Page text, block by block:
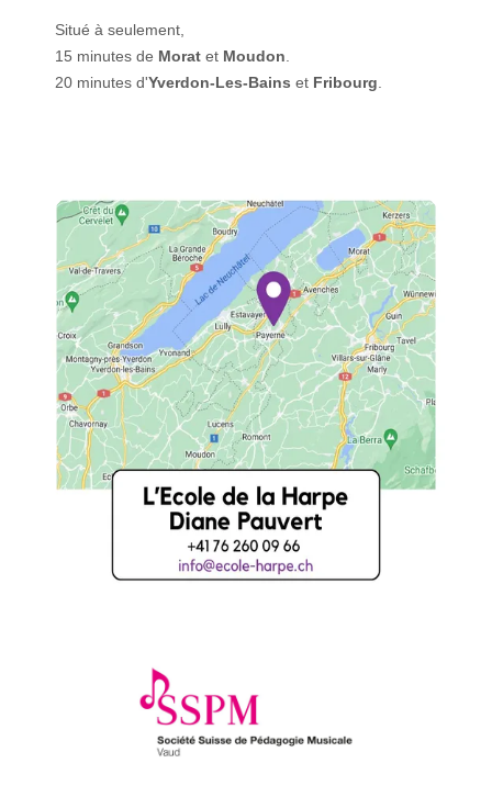
Situé à seulement,
15 minutes de Morat et Moudon
20 minutes d'Yverdon-Les-Bains et Fribourg